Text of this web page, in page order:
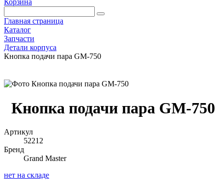
Корзина
Главная страница
Каталог
Запчасти
Детали корпуса
Кнопка подачи пара GM-750
Кнопка подачи пара GM-750
Артикул
52212
Бренд
Grand Master
нет на складе